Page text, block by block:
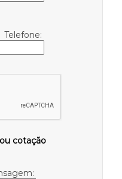
Telefone:
cotação